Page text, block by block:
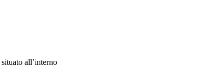
situato all’interno